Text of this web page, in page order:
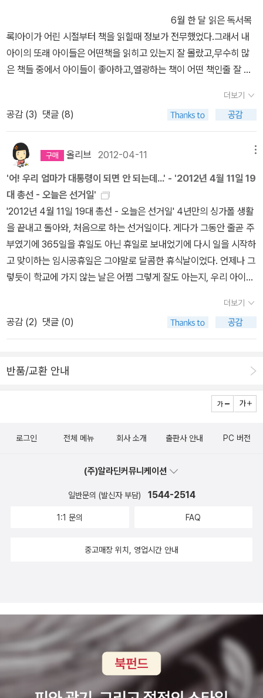
기호 일일이 입력하는 노가다를 하며 고통을 잊고 있다. 쑤시는 건 덜
한데 간지러우니 차라리 따끔 핫핫이 나았어.그래도 가볍게 지나간
다. 올해 애들이 본 영화 목록 적다보니. 나도 육아 자기계발서 하나
정도는 쓸 수 있을 것 같다 가성비 육아 가심비 육아책과 영화로 보는
방편으로 애들을 기르고 아이들은 부모의 취향과 생활습관에 무섭게
젖어든다. 아들이 올해 컴에 가까워지고 한건 다 내탓이겠지 ㅎ
갔다.다행스럽게도 1차 투표에서 다득표자가 각각 나와 남녀 회장이
뽑혔다.남자 부회장을 뽑는 2차 투표를 실시하였다.우리 반이 20명
이라서 반반으로 갈리면 3차 투표를 해야 하는데표차가 많이 나서 2
차 투표까지로 임원단이 꾸려졌다. 며칠 겪어 보지 않았지만 여러 면
에서 리더십이 돋보였던 친구들이 1학기 임원이 되어 안심이 된다.친
구들을 바른 길로 잘 안내할 듯하다. 3교시, 체육 선생님이 체육부장
냈다.그런데 체육부장 하기에는 좀 그랬던가 보다.다시 뽑아 달라는
말에 어떤 아이가 기가 죽었다. 그 아이는 회장 선거에 나왔다가 낙마
하고그나마 체육부장이라도 하고 싶어해서 시켜줬는데다시 뽑아야한
다는 말에 우울모드가 되었다. 그 때부터 그 아이는 기분이 쫙 가라앉
아과학 시간에 줄곧 엎드려 학습활동을 안 했나 보다.과학 시간 끝날
무렵에 인솔하러 갔더니과학 선생님과 상담을 하고 있었다.교실에 와
서 ' @@씨, 점심 시간에 담임과도 상담을 합시다' 했는데이 아이가
이때부터 삐딱선을 타기 시작하였다. 말도 공손하게 안 나오고' 과학
시간에 무슨 일이 있었던 거니?' 물어보자 ' 무슨 말을 듣고 싶은 거예
육부장도 안 돼 기분 나쁘고 슬픈 것은 알겠는데그렇다고 이렇게 선
생님한테 공손하지 못하게 말을 하면 안 되지'분노를 꾹꾹 눌러 참으
며 차분히 아이에게 말했다.아이는 제 말 좀 들어보라고 하면서지금
도 못하고...아이는 나름대로 오늘이 저주의 날이었던 셈이다.감정을
그 정도 이야기하고 상담을 끝냈다.집에 갈 때 보니 아까보다 한결 마
이 넘치는 아이였는데임원 선거와 체육부장에서 낙마하자 급격히 기
이처럼 권력욕이나 명예욕이 있는 아이들이 간혹 있다.자신이 원하는
를 통해서도 성장하는 건데아직 그걸 받아들이기에는 마음의 여유가
없나보다.마음이 가라앉고 냉정해지면무엇 때문에 실패했는지 원인
십이란 무엇일까!아까 답을 말하지 못한 아이들은 이 책들을 보고 답
어보니' 즐거웠다.' ' 떨렸다' 라고 한다.친구들한테 읽어줘야 하니 책
을 고를 때 심사숙고할 것이다. 며칠 사이,'용선생의 시끌벅적 한국
사'와 ' 마사코의 질문'을 읽는 친구가 여럿 보인다. ㅎㅎㅎ어떤 책을
읽히고 싶으면 읽어주면 된다.그럼 발동이 걸린다.내일 사회 수업이
있으니 '용선생'을 잠깐 읽어줘야겠다. 사회 교과서는 솔직히 지루하
록!아이가 어린 시절부터 책을 읽힐때 정보가 전무했었다.그래서 내
아이의 또래 아이들은 어떤책을 읽히고 있는지 잘 몰랐고,무수히 많
은 책들 중에서 아이들이 좋아하고,열광하는 책이 어떤 책인줄 잘 몰
그래서 나는 알라딘에서 서재질을 시작했었던 것같다.정보교환을 목
적으로 시작했다가 지금은 약간 변질된(?) 방향으로인생상담 형식
의 나만의 서재질로 변해 있긴 하지만서도..^^;; 처음 시작했던 본분을
잊지 않기 위해 아이들의 책정보에 대한 공유는 계속 하고 싶다.아이
가 영어나 수학 학원을 다니지 않기에 조금이나마 시간적 여유가 있
기에책을 좀 읽게 되는 것같다.읽을때는 잘 몰랐는데 기록을 해보니
좀 그러한 것같다.물론 아이와 나는 다독의 욕심이 먼저 앞서다 보니
정독은 잘 되질 않는 것은 사실이다.정독도 하지 않으면서 굳이 이렇
게 책 목록을 올리는 것은 내 자랑질이 결코 아닌, 누군가 내 또래 아
이들을 가진 이들과 공유를 하고 싶기 때문이다.아이를 초등학교 보
낸후,그림책과는 다른 분위기의 책들을 접하면서 나는 또 혼란에 빠
졌던 것같다.문고판 책들에 대한 정보가 거의 없었기 때문에어떻게
책을 읽혀야 되는지 잘 몰랐었다.그래서 1,2학년을 그냥 그렇게 시간
을 보냈었던 것같다.그나마 즐찾 몇 분 중 민군과 동갑인 아이들의 책
처럼 무작정 헤매면서 무슨책을 골라야 하나? 고민하는 사람들이 있
에 다달이 올려본다.기록할 목적을 가지다보니 약간 의무감이 생겨
더 열심히 책을 읽히게 되는 장점도 있더라~^^헌데,아이에게 책을 권
하기 가장 좋은 방법은아무래도 엄마가 동화책을 읽어야봐야 하는 것
하고,읽어봤음 좋겠다 당당하게 권할 수 있다고 여겨진다.내가 모르
들고,바쁘고,신경도 쓰이고 솔직히 좀 그렇다.ㅠ시간이 없다고 하면
핑계일까?학교 도서관에 하루에 한 번씩,바쁘더라도 이틀에 한 번씩
게 지금은 꽤나 친해(?)졌는데,그언니는 나보다 여섯 살이나 많은데
게 던져주는 것이 아니라,함께 읽는다는 것이다.그리고 짧게나마 대
화를 한다는 것!대화를 어찌 하느냐 물었더니 엄마가 책을 읽다가 킥
킥 웃으면 '엄마는 우스워?' 딸이 물으면'응~ 엄마는 우습네!'.'그
래?'하며 딸은 읽었던 장면인데도 왜 우스운가? 다시 펼쳐본다는 것
이다.강요가 아닌 자연스러운 책에 대한 대화법이라 마음에 들었다.
더군다나 언니는 새벽에 일찍 일어나 등산도 후딱 30분만에 하고 내
더보기
공감 (3) 댓글 (8)
올리브 2012-04-11
'어! 우리 엄마가 대통령이 되면 안 되는데...' - '2012년 4월 11일 19
대 총선 - 오늘은 선거일'
'2012년 4월 11일 19대 총선 - 오늘은 선거일' 4년만의 싱가폴 생활
을 끝내고 돌아와, 처음으로 하는 선거일이다. 게다가 그동안 줄곧 주
부였기에 365일을 휴일도 아닌 휴일로 보내었기에 다시 일을 시작하
고 맞이하는 임시공휴일은 그야말로 달콤한 휴식날이었다. 언제나 그
렇듯이 학교에 가지 않는 날은 어쩜 그렇게 잘도 아는지, 우리 아이는
일어난다. )약속을 단단히 해서 그런지 왠일로 아침에 일어나 숙제부
터 하고 독서에 빠진 아들 - 오후에 컴퓨터 게임을 친구들과 하기로
이미 약속을 해놓았기에 오전에 그리 서둘렀다보나. 딱히 잠을 자는
대에서 일어난 것은 11시가 다 되어서였다. - 내가 생각해도 믿어지지
도 몇 번이고 확인을 했다. 늦은 아침을 먹고 점심도 먹고나서 3시가
내일은 집에서 엄마, 아빠와 함께 지내는 거라고 이야기해주었다. 수
엄마도 회사에 가지 않고 형과 누나들도 학교에 안 간다고 했다. 갓 5
세가 지난 6세 꼬맹이들에게 '국회의원 선거'는 조금 어려운 것 같아
었다. 그 말을 들은 한 꼬맹이의 말. '난 아직 대통령되기 싫은데...'그
말했다. '어! 우리 엄마가 대통령이 되면 안 되는데...' 내 말이 너무 어
이 대통령이 되어야하는데 엄마가 대통령이 되면 나중에 자기가 대통
령이 될 수 없을 것 같아서 그런단다. 그래. 꿈은 클수록 좋은 것이야.
꼭 나중에 대통령이 되면 이 선생님을 기억해다오. ~~~ ㅎㅎ초등학
생만 되었어도 보다 자세히 이야기를 해줄 수 있고 또 학급토론을 벌
일 수도 있었을텐데 너무 어린 아이들이라 무척 아쉬운 시간이었다.
더보기
공감 (2) 댓글 (0)
반품/교환 안내
로그인 전체 메뉴 회사 소개 출판사 안내 PC 버전
(주)알라딘커뮤니케이션
일반문의 (발신자 부담) 1544-2514
1:1 문의 FAQ
중고매장 위치, 영업시간 안내